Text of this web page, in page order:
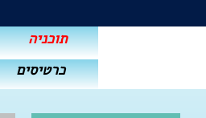
תוכניה
כרטיסים